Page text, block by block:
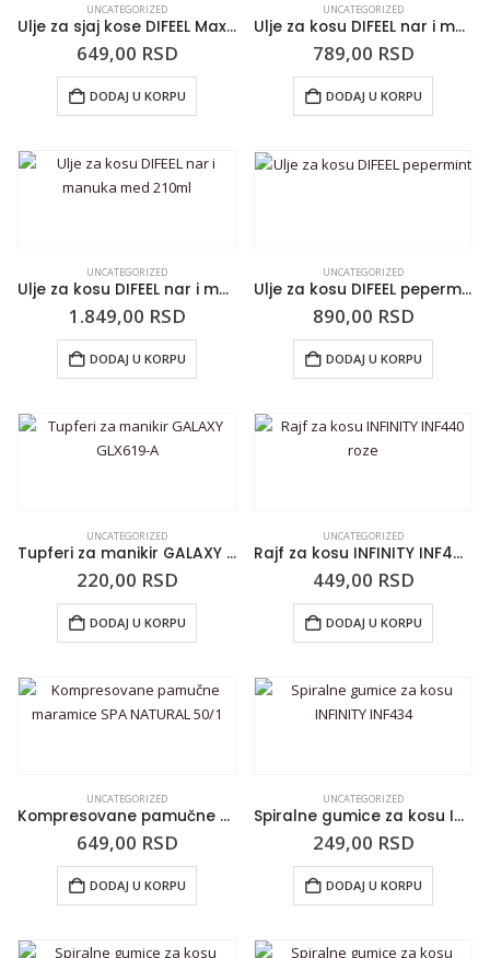
UNCATEGORIZED
Ulje za sjaj kose DIFEEL Max Shine
649,00 RSD
DODAJ U KORPU
UNCATEGORIZED
Ulje za kosu DIFEEL nar i manuka med 75ml
789,00 RSD
DODAJ U KORPU
UNCATEGORIZED
Ulje za kosu DIFEEL nar i manuka med 210ml
1.849,00 RSD
DODAJ U KORPU
UNCATEGORIZED
Ulje za kosu DIFEEL pepermint
890,00 RSD
DODAJ U KORPU
UNCATEGORIZED
Tupferi za manikir GALAXY GLX619-A
220,00 RSD
DODAJ U KORPU
UNCATEGORIZED
Rajf za kosu INFINITY INF440 roze
449,00 RSD
DODAJ U KORPU
UNCATEGORIZED
Kompresovane pamučne maramice SPA NATURAL 50/1
649,00 RSD
DODAJ U KORPU
UNCATEGORIZED
Spiralne gumice za kosu INFINITY INF434
249,00 RSD
DODAJ U KORPU